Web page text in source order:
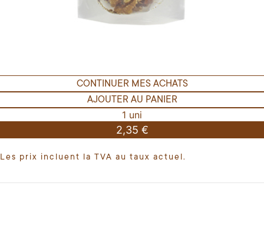
CONTINUER MES ACHATS
AJOUTER AU PANIER
1 uni
2,35 €
Les prix incluent la TVA au taux actuel.